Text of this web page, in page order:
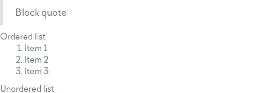
Block quote
Ordered list
Item 1
Item 2
Item 3
Unordered list